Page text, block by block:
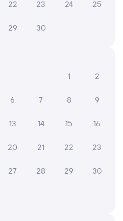
минуты
без очереди в кассу
до посадки в поезд
поезд?
22 23 24 25
29 30
1
2
6 7 8 9
13 14 15 16
20 21 22 23
27 28 29 30